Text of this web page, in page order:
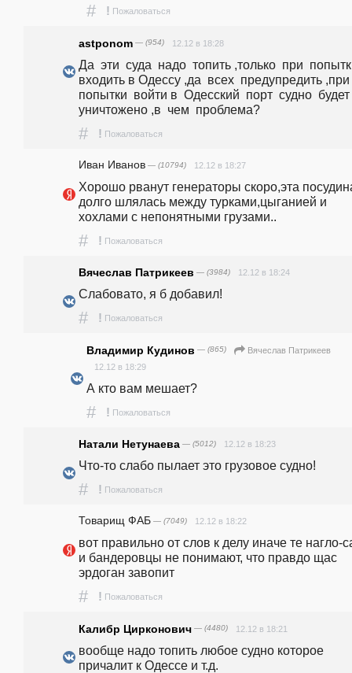
# ! Пожаловаться
astponom — (954) 12.12 в 18:28
Да  эти  суда  надо  топить ,только  при
входить в Одессу ,да  всех  предупредить ,при
попытки  войти в  Одесский  порт  судно  будет
уничтожено ,в  чем  проблема?
# ! Пожаловаться
Иван Иванов — (10794) 12.12 в 18:27
Хорошо рванут генераторы скоро,эта
долго шлялась между турками,цыганией и
хохлами с непонятными грузами..
# ! Пожаловаться
Вячеслав Патрикеев — (3984) 12.12 в 18:24
Слабовато, я б добавил!
# ! Пожаловаться
Владимир Кудинов — (865)
Вячеслав Патрикеев
12.12 в 18:29
А кто вам мешает?
# ! Пожаловаться
Натали Нетунаева — (5012) 12.12 в 18:23
Что-то слабо пылает это грузовое судно!
# ! Пожаловаться
Товарищ ФАБ — (7049) 12.12 в 18:22
вот правильно от слов к делу иначе те нагло-
и бандеровцы не понимают, что правдо щас
эрдоган завопит
# ! Пожаловаться
Калибр Цирконович — (4480) 12.12 в 18:21
вообще надо топить любое судно которое
причалит к Одессе и т.д.